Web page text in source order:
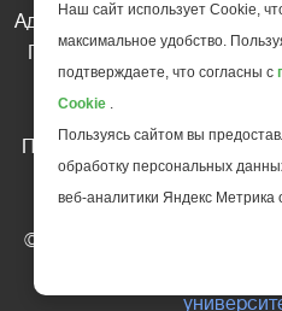
Адрес редакции: 185035
Петрозаводск, ул.
Телефон редакции:
Перепечатка материалов
письменного
Ссылка на «Газету
© АНО ДПО "Инновационный
повышения
Наш сайт использует Cookie,
максимальное удобство.
подтверждаете, что согласны с
Cookie .
Пользуясь сайтом вы
обработку персональных
веб-аналитики Яндекс